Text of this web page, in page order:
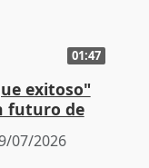
01:47
exitoso"
futuro de
07/2026